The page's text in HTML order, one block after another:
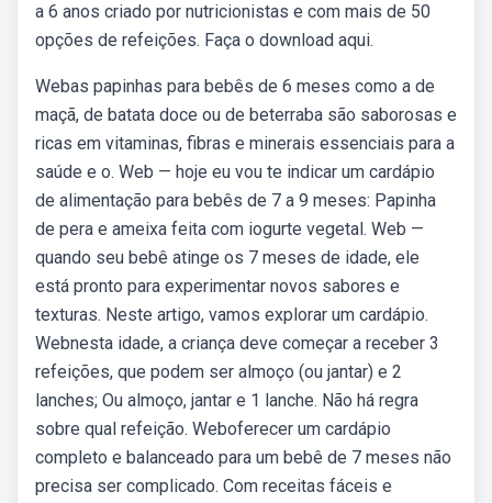
a 6 anos criado por nutricionistas e com mais de 50
opções de refeições. Faça o download aqui.
Webas papinhas para bebês de 6 meses como a de
maçã, de batata doce ou de beterraba são saborosas e
ricas em vitaminas, fibras e minerais essenciais para a
saúde e o. Web — hoje eu vou te indicar um cardápio
de alimentação para bebês de 7 a 9 meses: Papinha
de pera e ameixa feita com iogurte vegetal. Web —
quando seu bebê atinge os 7 meses de idade, ele
está pronto para experimentar novos sabores e
texturas. Neste artigo, vamos explorar um cardápio.
Webnesta idade, a criança deve começar a receber 3
refeições, que podem ser almoço (ou jantar) e 2
lanches; Ou almoço, jantar e 1 lanche. Não há regra
sobre qual refeição. Weboferecer um cardápio
completo e balanceado para um bebê de 7 meses não
precisa ser complicado. Com receitas fáceis e